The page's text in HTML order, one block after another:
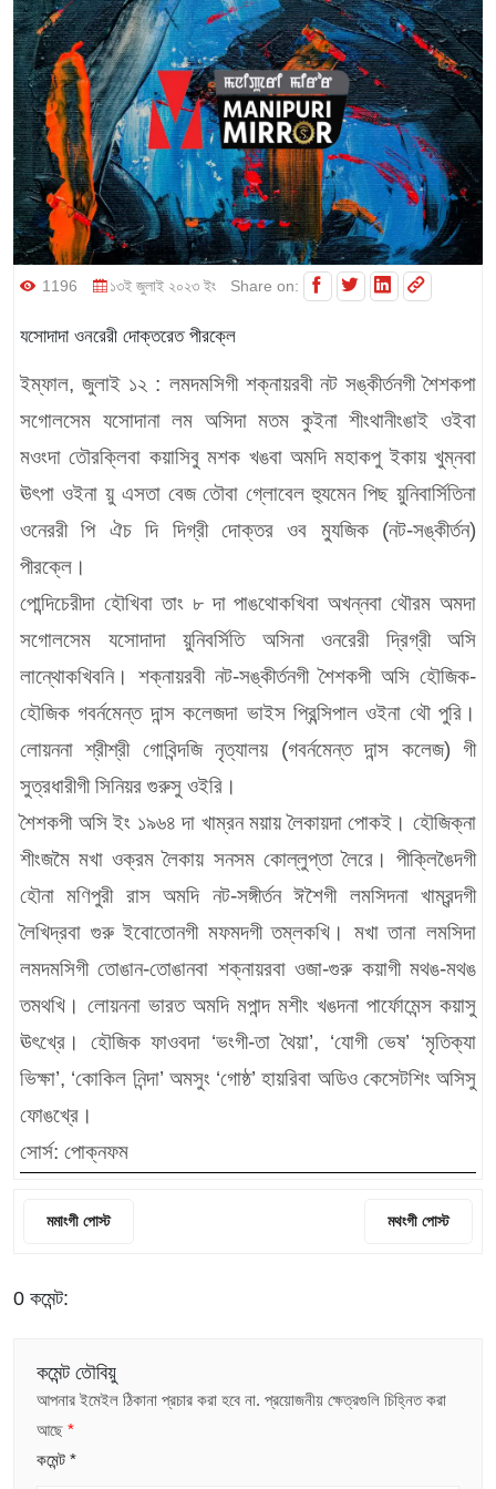
1196 ১৩ই জুলাই ২০২৩ ইং Share on:
যসোদাদা ওনরেরী দোক্তরেত পীরক্লে
ইম্ফাল, জুলাই ১২ : লমদমসিগী শক্নায়রবী নট সঙ্কীর্তনগী শৈশকপা
সগোলসেম যসোদানা লম অসিদা মতম কুইনা শীংথানীংঙাই ওইবা
মওংদা তৌরক্লিবা কয়াসিবু মশক খঙবা অমদি মহাকপু ইকায় খুম্নবা
ঊৎপা ওইনা য়ু এসতা বেজ তৌবা গ্লোবেল হ্যুমেন পিছ য়ুনিবার্সিতিনা
ওনেররী পি ঐচ দি দিগ্রী দোক্তর ওব ম্যুজিক (নট-সঙ্কীর্তন)
পীরক্লে।
পোন্দিচেরীদা হৌখিবা তাং ৮ দা পাঙথোকখিবা অখন্নবা থৌরম অমদা
সগোলসেম যসোদাদা য়ুনিবর্সিতি অসিনা ওনরেরী দ্রিগ্রী অসি
লান্থোকখিবনি। শক্নায়রবী নট-সঙ্কীর্তনগী শৈশকপী অসি হৌজিক-
হৌজিক গবর্নমেন্ত দান্স কলেজদা ভাইস প্রিন্সিপাল ওইনা থৌ পুরি।
লোয়ননা শ্রীশ্রী গোবিন্দজি নৃত্যালয় (গবর্নমেন্ত দান্স কলেজ) গী
সুত্রধারীগী সিনিয়র গুরুসু ওইরি।
শৈশকপী অসি ইং ১৯৬৪ দা খাম্রন ময়ায় লৈকায়দা পোকই। হৌজিক্না
শীংজমৈ মখা ওক্রম লৈকায় সনসম কোল্লুপ্তা লৈরে। পীক্লিঙৈদগী
হৌনা মণিপুরী রাস অমদি নট-সঙ্গীর্তন ঈশৈগী লমসিদনা খাম্রন্দগী
লৈখিদ্রবা গুরু ইবোতোনগী মফমদগী তম্লকখি। মখা তানা লমসিদা
লমদমসিগী তোঙান-তোঙানবা শক্নায়রবা ওজা-গুরু কয়াগী মথঙ-মথঙ
তমথখি। লোয়ননা ভারত অমদি মপান্দ মশীং খঙদনা পার্ফোমেন্স কয়াসু
ঊৎখ্রে। হৌজিক ফাওবদা ‘ভংগী-তা থৈয়া’, ‘যোগী ভেষ’ ‘মৃতিক্যা
ভিক্ষা’, ‘কোকিল নিন্দা’ অমসুং ‘গোষ্ঠ’ হায়রিবা অডিও কেসেটশিং অসিসু
ফোঙখ্রে।
সোর্স: পোক্নফম
মমাংগী পোস্ট মথংগী পোস্ট
0 কমেন্ট:
কমেন্ট তৌবিয়ু
আপনার ইমেইল ঠিকানা প্রচার করা হবে না. প্রয়োজনীয় ক্ষেত্রগুলি চিহ্নিত করা
আছে *
কমেন্ট *